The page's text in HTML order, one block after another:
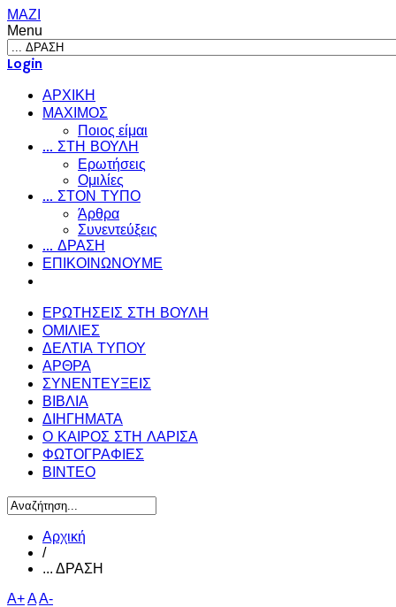
ΜΑΖΙ
Menu
Login
ΑΡΧΙΚΗ
ΜΑΧΙΜΟΣ
Ποιος είμαι
... ΣΤΗ ΒΟΥΛΗ
Ερωτήσεις
Ομιλίες
... ΣΤΟΝ ΤΥΠΟ
Άρθρα
Συνεντεύξεις
... ΔΡΑΣΗ
ΕΠΙΚΟΙΝΩΝΟΥΜΕ
ΕΡΩΤΗΣΕΙΣ ΣΤΗ ΒΟΥΛΗ
ΟΜΙΛΙΕΣ
ΔΕΛΤΙΑ ΤΥΠΟΥ
ΑΡΘΡΑ
ΣΥΝΕΝΤΕΥΞΕΙΣ
ΒΙΒΛΙΑ
ΔΙΗΓΗΜΑΤΑ
Ο ΚΑΙΡΟΣ ΣΤΗ ΛΑΡΙΣΑ
ΦΩΤΟΓΡΑΦΙΕΣ
ΒΙΝΤΕΟ
Αρχική
/
... ΔΡΑΣΗ
A+AA-